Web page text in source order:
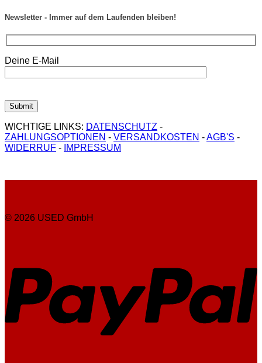
Newsletter - Immer auf dem Laufenden bleiben!
Deine E-Mail
WICHTIGE LINKS: DATENSCHUTZ -
ZAHLUNGSOPTIONEN - VERSANDKOSTEN -AGB'S -
WIDERRUF - IMPRESSUM
© 2026 USED GmbH